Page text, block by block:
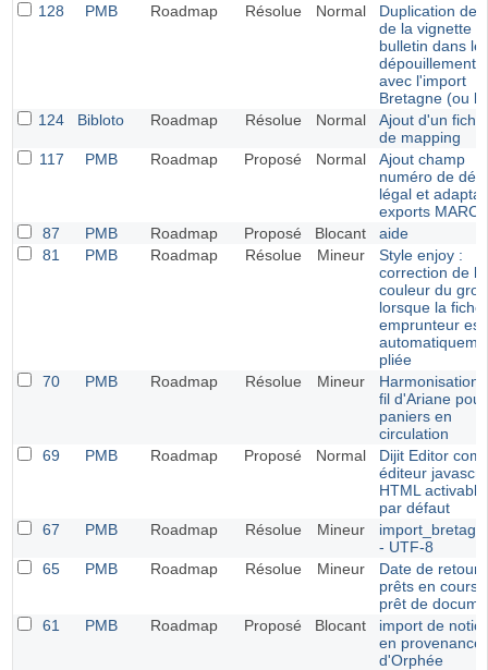
128 PMB Roadmap Résolue Normal
Duplication de
de la vignette
bulletin dans
dépouillements
avec l'import
Bretagne (ou
124
Bibloto Roadmap Résolue Normal
Ajout d'un
de mapping
117
PMB Roadmap Proposé Normal
Ajout champ
numéro de
légal et
exports MARC
87
PMB Roadmap Proposé Blocant
aide
81
PMB Roadmap Résolue Mineur
Style enjoy :
correction de la
couleur du
lorsque la fiche
emprunteur est
pliée
70
PMB Roadmap Résolue Mineur
Harmonisation
fil d'Ariane
paniers en
circulation
69
PMB Roadmap Proposé Normal
Dijit Editor
éditeur
HTML activable
par défaut
67
PMB Roadmap Résolue Mineur
- UTF-8
65
PMB Roadmap Résolue Mineur
Date de retour
prêts en cours
prêt de
61
PMB Roadmap Proposé Blocant
import de
en provenance
d'Orphée